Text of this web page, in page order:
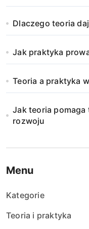
Dlaczego teoria
Jak praktyka
Teoria a praktyka
Jak teoria
rozwoju
Menu
Kategorie
Teoria i praktyka